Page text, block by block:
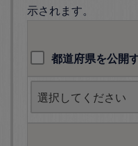
示されます。
都道府県を公開